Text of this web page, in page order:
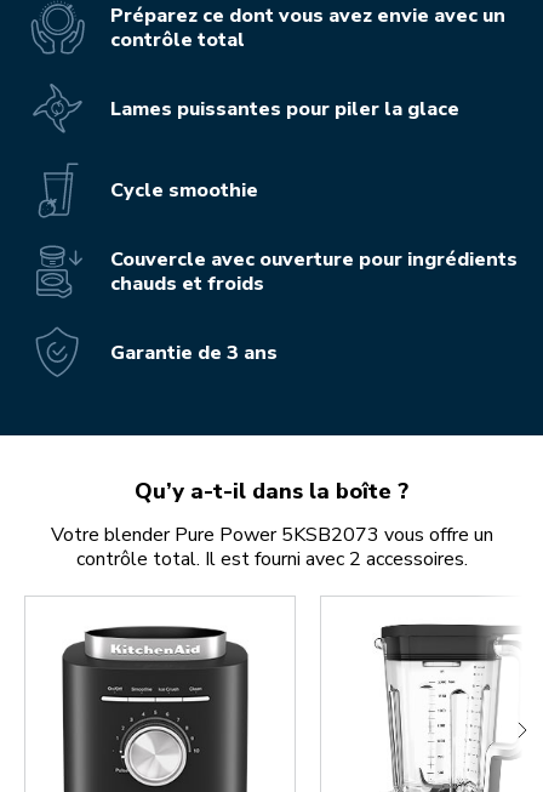
Préparez ce dont vous avez envie avec un
contrôle total
Lames puissantes pour piler la glace
Cycle smoothie
Couvercle avec ouverture pour ingrédients
chauds et froids
Garantie de 3 ans
Qu’y a-t-il dans la boîte ?
Votre blender Pure Power 5KSB2073 vous offre un
contrôle total. Il est fourni avec 2 accessoires.